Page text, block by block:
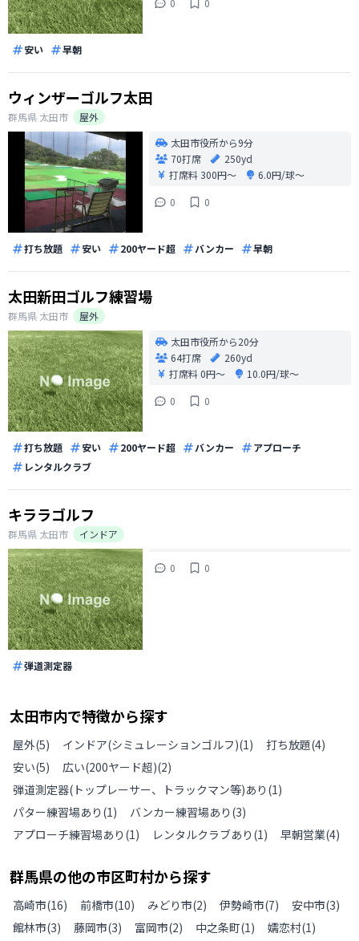
0
0
安い 早朝
ウィンザーゴルフ太田
群馬県 太田市
屋外
太田市役所から9分
70打席
250yd
打席料300円〜
6.0円/球〜
0
0
打ち放題 安い 200ヤード超 バンカー 早朝
太田新田ゴルフ練習場
群馬県 太田市
屋外
太田市役所から20分
64打席
260yd
打席料0円〜
10.0円/球〜
0
0
打ち放題 安い 200ヤード超 バンカー
アプローチ
レンタルクラブ
キララゴルフ
群馬県 太田市 インドア
0 0
弾道測定器
太田市内で特徴から探す
屋外(5) インドア(シミュレーションゴルフ)(1) 打ち放題(4)
安い(5) 広い(200ヤード超)(2)
弾道測定器(トップレーサー、トラックマン等)あり (1)
パター練習場あり (1) バンカー練習場あり (3)
アプローチ練習場あり (1) レンタルクラブあり (1) 早朝営業(4)
群馬県の他の市区町村から探す
高崎市(16) 前橋市(10) みどり市(2) 伊勢崎市(7) 安中市(3)
館林市(3) 藤岡市(3) 富岡市(2) 中之条町(1) 嬬恋村(1)